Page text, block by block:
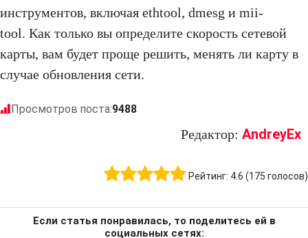
инструментов, включая ethtool, dmesg и mii-
tool. Как только вы определите скорость сетевой
карты, вам будет проще решить, менять ли карту в
случае обновления сети.
Просмотров поста:9488
Редактор: AndreyEx
Рейтинг: 4.6 (175 голосов)
Если статья понравилась, то поделитесь ей в
социальных сетях: